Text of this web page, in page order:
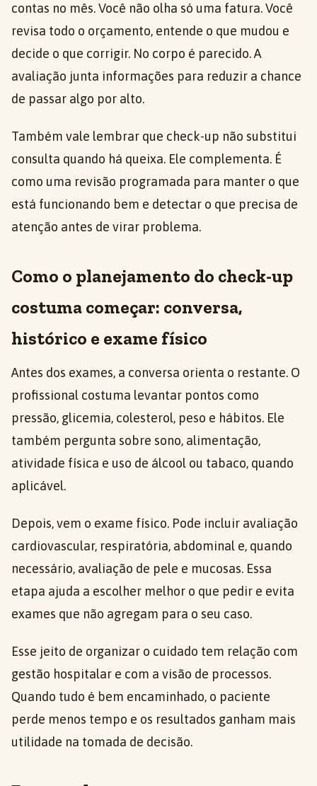
contas no mês. Você não olha só uma fatura. Você
revisa todo o orçamento, entende o que mudou e
decide o que corrigir. No corpo é parecido. A
avaliação junta informações para reduzir a chance
de passar algo por alto.
Também vale lembrar que check-up não substitui
consulta quando há queixa. Ele complementa. É
como uma revisão programada para manter o que
está funcionando bem e detectar o que precisa de
atenção antes de virar problema.
Como o planejamento do check-up
costuma começar: conversa,
histórico e exame físico
Antes dos exames, a conversa orienta o restante. O
profissional costuma levantar pontos como
pressão, glicemia, colesterol, peso e hábitos. Ele
também pergunta sobre sono, alimentação,
atividade física e uso de álcool ou tabaco, quando
aplicável.
Depois, vem o exame físico. Pode incluir avaliação
cardiovascular, respiratória, abdominal e, quando
necessário, avaliação de pele e mucosas. Essa
etapa ajuda a escolher melhor o que pedir e evita
exames que não agregam para o seu caso.
Esse jeito de organizar o cuidado tem relação com
gestão hospitalar e com a visão de processos.
Quando tudo é bem encaminhado, o paciente
perde menos tempo e os resultados ganham mais
utilidade na tomada de decisão.